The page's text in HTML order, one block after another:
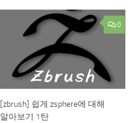
0
[zbrush] 쉽게 zsphere에 대해
알아보기 1탄